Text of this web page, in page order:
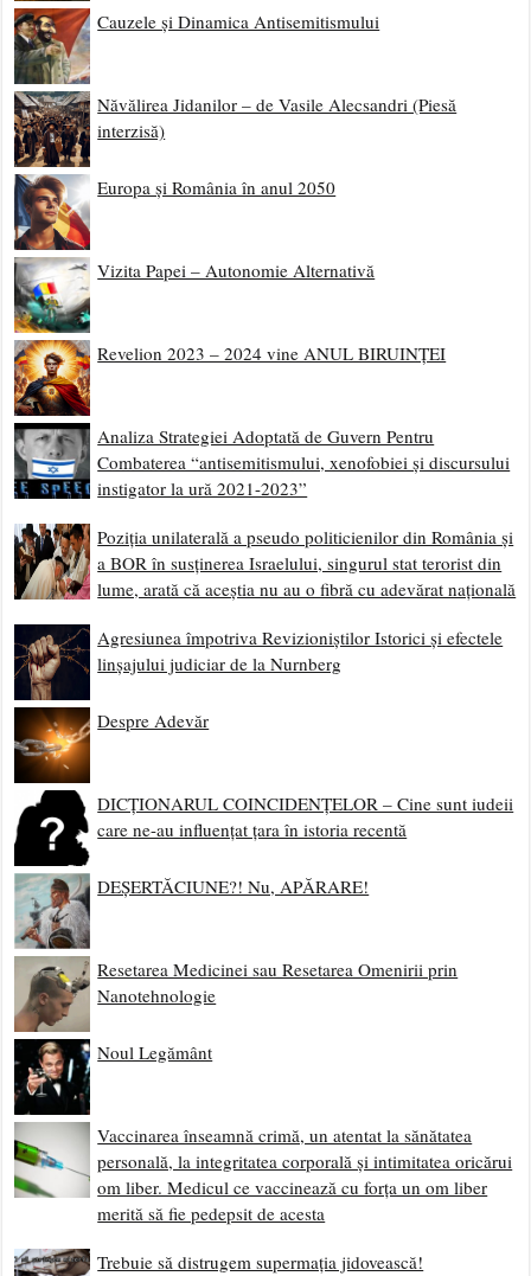
Cauzele și Dinamica Antisemitismului
Năvălirea Jidanilor – de Vasile Alecsandri (Piesă
interzisă)
Europa și România în anul 2050
Vizita Papei – Autonomie Alternativă
Revelion 2023 – 2024 vine ANUL BIRUINȚEI
Analiza Strategiei Adoptată de Guvern Pentru
Combaterea “antisemitismului, xenofobiei și discursului
instigator la ură 2021-2023”
Poziția unilaterală a pseudo politicienilor din România și
a BOR în susținerea Israelului, singurul stat terorist din
lume, arată că aceștia nu au o fibră cu adevărat națională
Agresiunea împotriva Revizioniștilor Istorici și efectele
linșajului judiciar de la Nurnberg
Despre Adevăr
DICȚIONARUL COINCIDENȚELOR – Cine sunt iudeii
care ne-au influențat țara în istoria recentă
DEȘERTĂCIUNE?! Nu, APĂRARE!
Resetarea Medicinei sau Resetarea Omenirii prin
Nanotehnologie
Noul Legământ
Vaccinarea înseamnă crimă, un atentat la sănătatea
personală, la integritatea corporală și intimitatea oricărui
om liber. Medicul ce vaccinează cu forța un om liber
merită să fie pedepsit de acesta
Trebuie să distrugem supermația jidovească!